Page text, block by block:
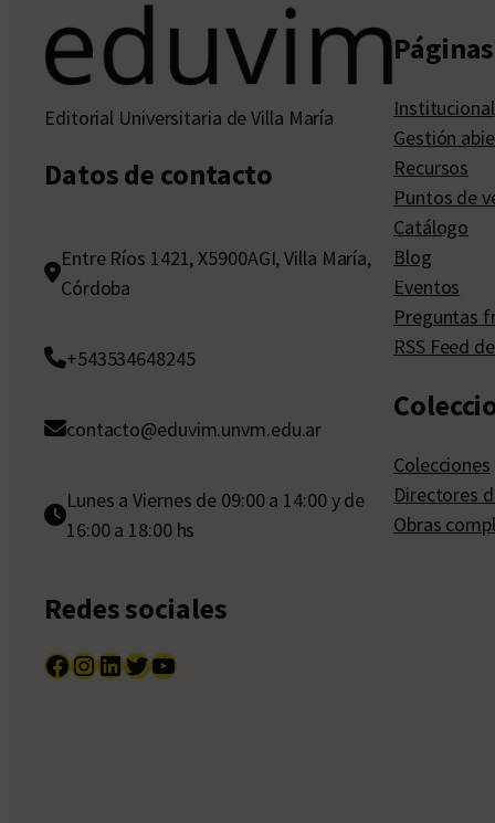
Editorial Universitaria de Villa María
Datos de contacto
Entre Ríos 1421, X5900AGI, Villa María,
Córdoba
+543534648245
contacto@eduvim.unvm.edu.ar
Lunes a Viernes de 09:00 a 14:00 y de
16:00 a 18:00 hs
Redes sociales
Facebook InstagramLinkedIn Twitter YouTube
Institucional
Gestión
Recursos
Puntos de
Catálogo
Blog
Eventos
Preguntas
RSS Feed
Colecciones
Directores
Obras